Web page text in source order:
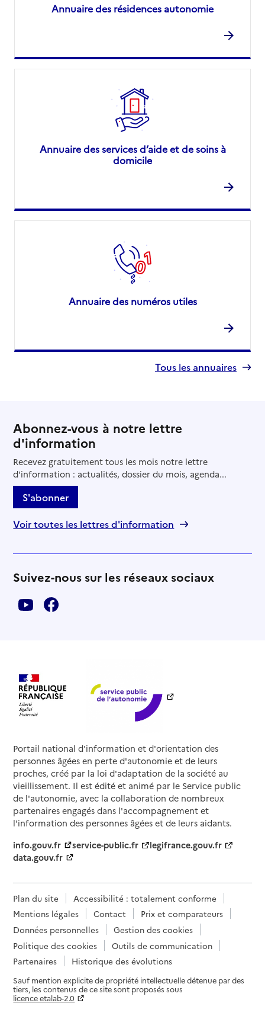
Annuaire des résidences autonomie
Annuaire des services d’aide et de soins à
domicile
Annuaire des numéros utiles
Tous les annuaires
Abonnez-vous à notre lettre
d'information
Recevez gratuitement tous les mois notre lettre
d'information : actualités, dossier du mois, agenda...
S'abonner
Voir toutes les lettres d'information
Suivez-nous sur les réseaux sociaux
Portail national d'information et d'orientation des
personnes âgées en perte d'autonomie et de leurs
proches, créé par la loi d'adaptation de la société au
vieillissement. Il est édité et animé par le Service public
de l'autonomie, avec la collaboration de nombreux
partenaires engagés dans l'accompagnement et
l'information des personnes âgées et de leurs aidants.
info.gouv.fr
service-public.fr
legifrance.gouv.fr
data.gouv.fr
Plan du site
Accessibilité : totalement conforme
Mentions légales
Contact
Prix et comparateurs
Données personnelles
Gestion des cookies
Politique des cookies
Outils de communication
Partenaires
Historique des évolutions
Sauf mention explicite de propriété intellectuelle détenue par des
tiers, les contenus de ce site sont proposés sous
licence etalab-2.0